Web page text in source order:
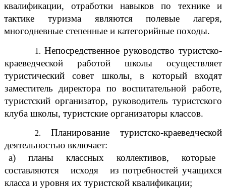
квалификации, отработки навыков по технике и
тактике туризма являются полевые лагеря,
многодневные степенные и категорийные походы.
Непосредственное руководство туристско-
краеведческой работой школы осуществляет
туристический совет школы, в который входят
заместитель директора по воспитательной работе,
туристский организатор, руководитель туристского
клуба школы, туристские организаторы классов.
Планирование туристско-краеведческой
деятельностью включает:
а) планы классных коллективов, которые
составляются исходя из потребностей учащихся
класса и уровня их туристской квалификации;